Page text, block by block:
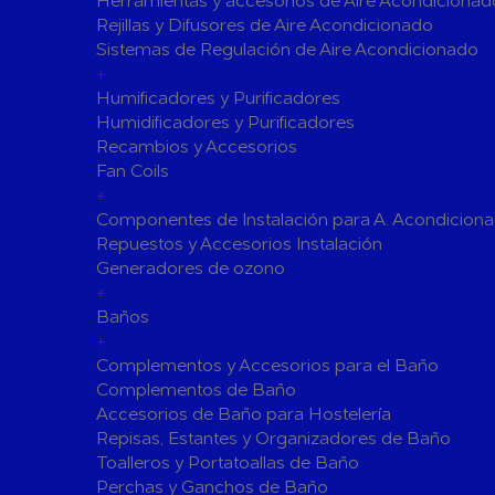
Válvulas para Calefacción
Válvulas Radiador
Válv.
Válvulas de Seguridad
Bombas de calor para ACS
Cocinas
Fregaderos
Grifería de Cocina
Contra Incendios
Accesorios y Grupos Contra Incendios
Energías Renovables
Calderas y estufas de biomasa
Sistemas de Energía Solar Térmica
Estructuras de soporte
Rejillas y Difusores de Aire Acondicionado
Sistemas de Regulación de Aire Acondicionado
+
Humificadores y Purificadores
Humidificadores y Purificadores
Recambios y Accesorios
Fan Coils
+
Componentes de Instalación para A.
Repuestos y Accesorios Instalación
Generadores de ozono
+
Baños
+
Complementos y Accesorios para el Baño
Complementos de Baño
Accesorios de Baño para Hostelería
Repisas, Estantes y Organizadores de Baño
Toalleros y Portatoallas de Baño
Perchas y Ganchos de Baño